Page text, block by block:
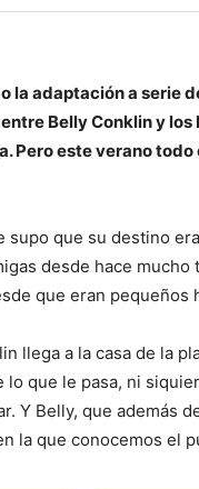
la adaptación a serie
Belly Conklin y
Pero este verano
supo que su destino
desde hace
que eran
llega a la casa de la
que le pasa, ni
Y Belly, que además
la que conocemos